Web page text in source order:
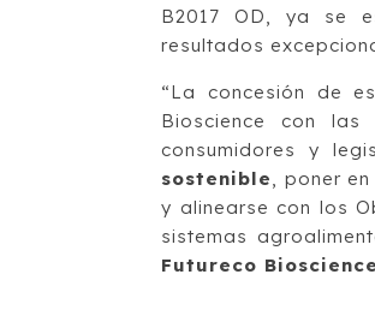
B2017 OD, ya se
resultados
“La concesión de
Bioscience con las
consumidores y
sostenible, poner
y alinearse con los
sistemas
Futureco